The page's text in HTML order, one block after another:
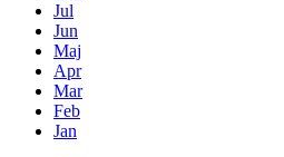
Jul
Jun
Maj
Apr
Mar
Feb
Jan